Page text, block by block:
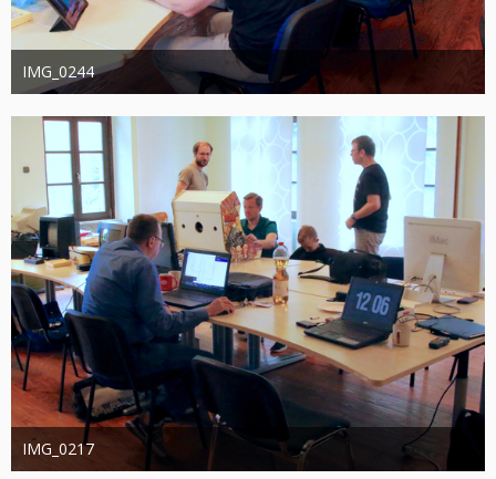
IMG_0244
joachimschwanter
9. Oktober 2023
384
0 0
IMG_0217
joachimschwanter
9. Oktober 2023